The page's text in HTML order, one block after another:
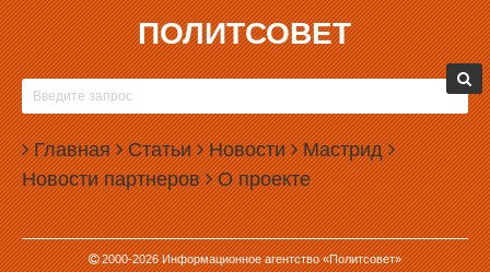
ПОЛИТСОВЕТ
Главная Статьи Новости Мастрид
Новости партнеров О проекте
2000-2026Информационное агентство «Политсовет»
12.04.2023, 10:24
МЭРИЯ «ДУХОВНОЙ СТОЛИЦЫ УРАЛА»
ЗАПЛАТИТ ЗА НАПАДЕНИЕ СОБАКИ НА
ДЕВОЧКУ
В Свердловской области суд обязал администрацию Верхотурья
выплатить компенсацию семье девочки, на которую напала
бездомная собака.
Как сообщили в прокуратуре региона, инцидент произошел в